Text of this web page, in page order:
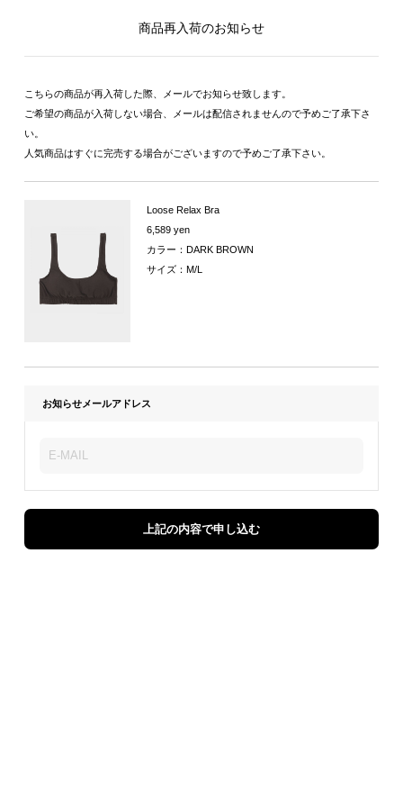
商品再入荷のお知らせ
こちらの商品が再入荷した際、メールでお知らせ致します。
ご希望の商品が入荷しない場合、メールは配信されませんので予めご了承下さ
い。
人気商品はすぐに完売する場合がございますので予めご了承下さい。
Loose Relax Bra
6,589 yen
カラー：DARK BROWN
サイズ：M/L
お知らせメールアドレス
上記の内容で申し込む